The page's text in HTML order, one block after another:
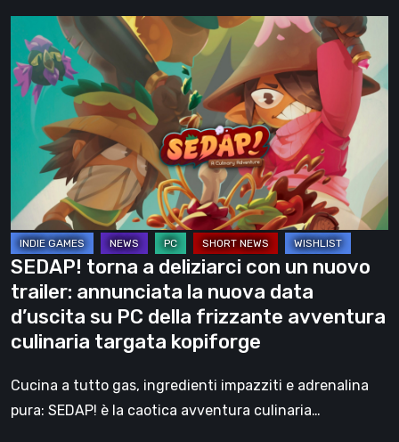
frizzante
opera
prima
di
kopiforge
SEDAP!
torna
a
deliziarci
con
nuovo
trailer:
annunciata
la
nuova
data
d’uscita
su
PC
SEDAP! torna a deliziarci con un nuovo
trailer: annunciata la nuova data
d’uscita su PC della frizzante avventura
culinaria targata kopiforge
Cucina a tutto gas, ingredienti impazziti e adrenalina
pura: SEDAP! è la caotica avventura culinaria…